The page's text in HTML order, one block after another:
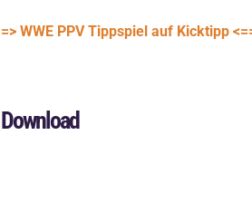
=> WWE PPV Tippspiel auf Kicktipp
Download